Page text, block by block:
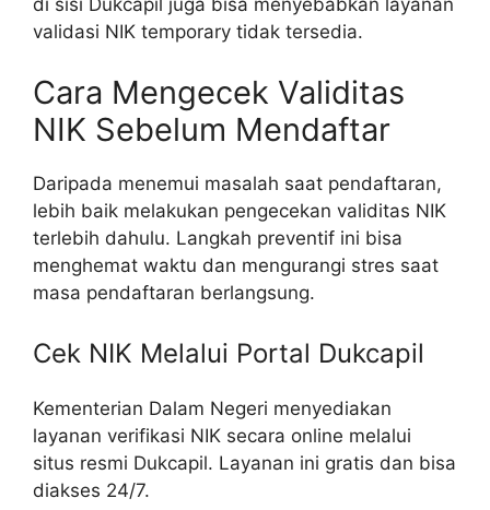
di sisi Dukcapil juga bisa menyebabkan layanan
validasi NIK temporary tidak tersedia.
Cara Mengecek Validitas
NIK Sebelum Mendaftar
Daripada menemui masalah saat pendaftaran,
lebih baik melakukan pengecekan validitas NIK
terlebih dahulu. Langkah preventif ini bisa
menghemat waktu dan mengurangi stres saat
masa pendaftaran berlangsung.
Cek NIK Melalui Portal Dukcapil
Kementerian Dalam Negeri menyediakan
layanan verifikasi NIK secara online melalui
situs resmi Dukcapil. Layanan ini gratis dan bisa
diakses 24/7.